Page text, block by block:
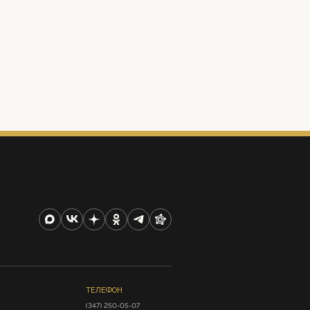
ТЕЛЕФОН
(347) 250-05-07